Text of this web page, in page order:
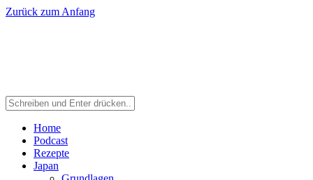
Zurück zum Anfang
Home
Podcast
Rezepte
Japan